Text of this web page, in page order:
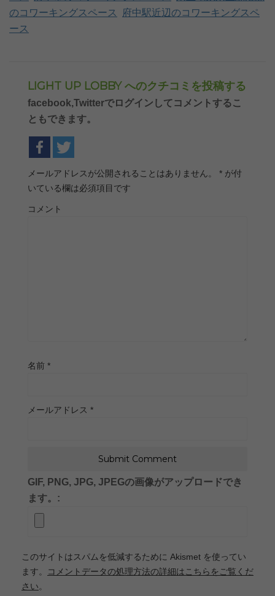
のコワーキングスペース
府中駅近辺のコワーキングスペ
ース
LIGHT UP LOBBY へのクチコミを投稿する
facebook,Twitterでログインしてコメントするこ
ともできます。
メールアドレスが公開されることはありません。 * が付
いている欄は必須項目です
コメント
名前 *
メールアドレス *
GIF, PNG, JPG, JPEGの画像がアップロードでき
ます。:
このサイトはスパムを低減するために Akismet を使ってい
ます。
コメントデータの処理方法の詳細はこちらをご覧くだ
さい。